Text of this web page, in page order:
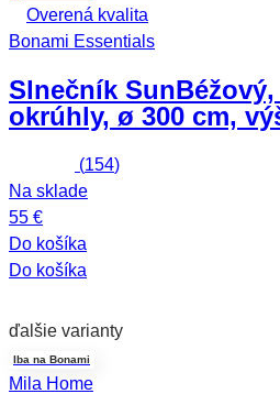
Overená kvalita
Bonami Essentials
Slnečník Sun
okrúhly, ø 300 cm,
(154)
Na sklade
55 €
Do košíka
Do košíka
ďalšie varianty
Iba na Bonami
Mila Home